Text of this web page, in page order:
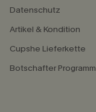
Datenschutz
Artikel & Kondition
Cupshe Lieferkette
Botschafter Programm